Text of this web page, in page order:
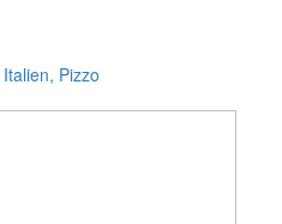
Italien, Pizzo